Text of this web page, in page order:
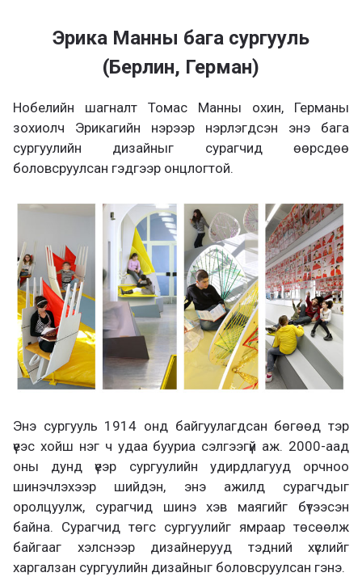
Эрика Манны бага сургууль
(Берлин, Герман)
Нобелийн шагналт Томас Манны охин, Германы
зохиолч Эрикагийн нэрээр нэрлэгдсэн энэ бага
сургуулийн дизайныг сурагчид өөрсдөө
боловсруулсан гэдгээр онцлогтой.
Энэ сургууль 1914 онд байгуулагдсан бөгөөд тэр
үеэс хойш нэг ч удаа бууриа сэлгээгүй аж. 2000-аад
оны дунд үеэр сургуулийн удирдлагууд орчноо
шинэчлэхээр шийдэн, энэ ажилд сурагчдыг
оролцуулж, сурагчид шинэ хэв маягийг бүтээсэн
байна. Сурагчид төгс сургуулийг ямраар төсөөлж
байгааг хэлснээр дизайнерууд тэдний хүслийг
харгалзан сургуулийн дизайныг боловсруулсан гэнэ.